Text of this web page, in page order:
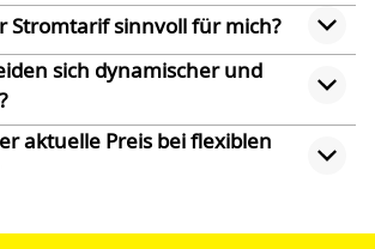
Stromtarif sinnvoll für mich?
sich dynamischer und
aktuelle Preis bei flexiblen